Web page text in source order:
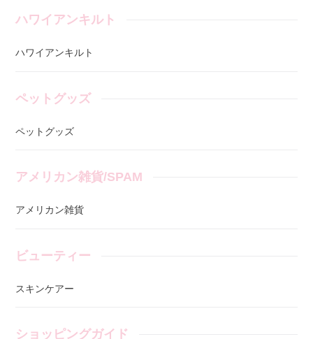
ハワイアンキルト
ハワイアンキルト
ペットグッズ
ペットグッズ
アメリカン雑貨/SPAM
アメリカン雑貨
ビューティー
スキンケアー
ショッピングガイド